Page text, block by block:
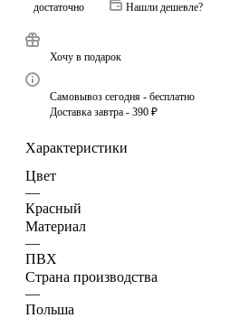
достаточно Нашли дешевле?
Хочу в подарок
Самовывоз сегодня - бесплатно
Доставка завтра - 390 ₽
Характеристики
Цвет
—
Красный
Материал
—
ПВХ
Страна производства
—
Польша